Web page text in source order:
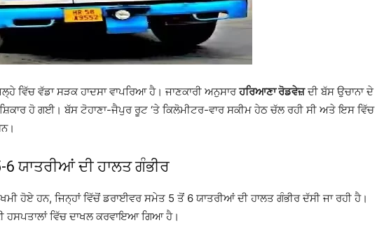
ਵਿੱਚ ਵੱਡਾ ਸੜਕ ਹਾਦਸਾ ਵਾਪਰਿਆ ਹੈ। ਜਾਣਕਾਰੀ ਅਨੁਸਾਰਹਰਿਆਣਾ ਰੋਡਵੇਜ਼ਦੀ ਬੱਸ ਉਚਾਨਾ ਦੇ
ਹੋ ਗਈ। ਬੱਸ ਟੋਹਾਣਾ-ਜੈਪੁਰ ਰੂਟ ‘ਤੇ ਕਿਲੋਮੀਟਰ-ਵਾਰ ਸਕੀਮ ਹੇਠ ਚੱਲ ਰਹੀ ਸੀ ਅਤੇ ਇਸ ਵਿੱਚ
ਯਾਤਰੀਆਂ ਦੀ ਹਾਲਤ ਗੰਭੀਰ
ਹੋਏ ਹਨ, ਜਿਨ੍ਹਾਂ ਵਿੱਚੋਂ ਡਰਾਈਵਰ ਸਮੇਤ 5 ਤੋਂ 6 ਯਾਤਰੀਆਂ ਦੀ ਹਾਲਤ ਗੰਭੀਰ ਦੱਸੀ ਜਾ ਰਹੀ ਹੈ।
ਹਸਪਤਾਲਾਂ ਵਿੱਚ ਦਾਖਲ ਕਰਵਾਇਆ ਗਿਆ ਹੈ।